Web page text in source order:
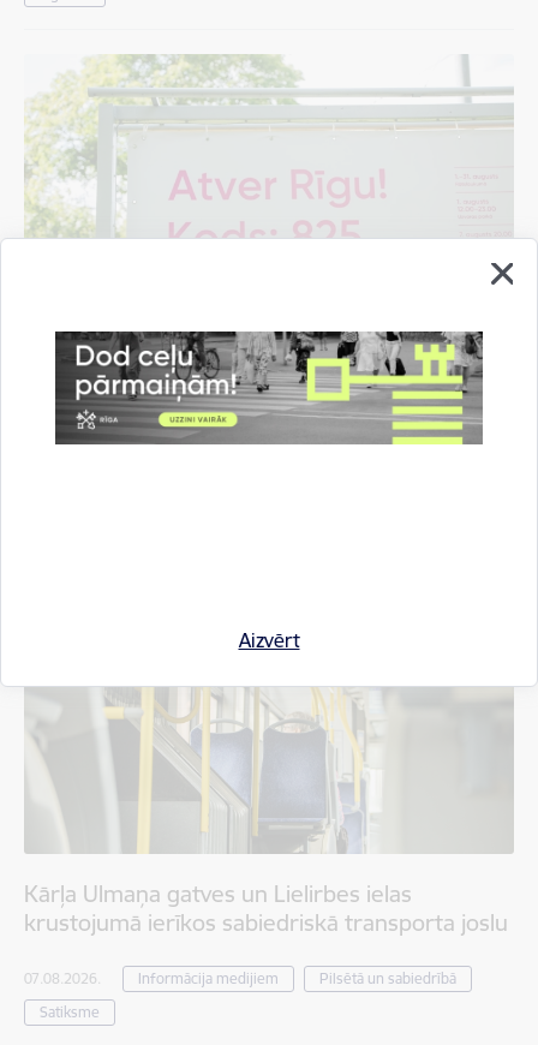
Aizvērt
Pašvaldība rīdziniekiem sarūpējusi "Rīgas
vasaras" pasākumu programmas mobilo
aplikāciju
Kārļa Ulmaņa gatves un Lielirbes ielas
krustojumā ierīkos sabiedriskā transporta joslu
07.08.2026. Informācija medijiem
Pilsētā un sabiedrībā
Satiksme